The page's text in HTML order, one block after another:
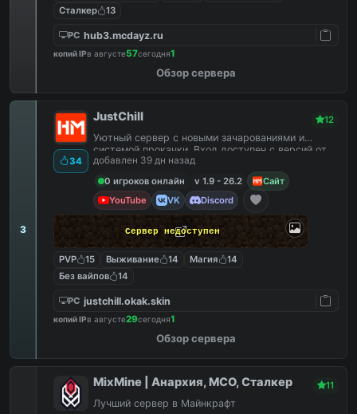
Сталкер
13
PC hub3.mcdayz.ru
копий IPв августе57сегодня1
Обзор сервера
3
34
JustChill 12
Уютный сервер с новыми зачарованиями и
системой прокачки. Вход доступен с версий от
1.9 до 26.2
добавлен 39 дн назад
0 игроков онлайн
v 1.9 - 26.2
Сайт
YouTube
VK Discord
Сервер недоступен
PVP 15 Выживание 14 Магия
14
Без вайпов
14
PC justchill.okak.skin
копий IPв августе29сегодня1
Обзор сервера
MixMine | Анархия, МСО, Сталкер 11
Лучший сервер в Майнкрафт